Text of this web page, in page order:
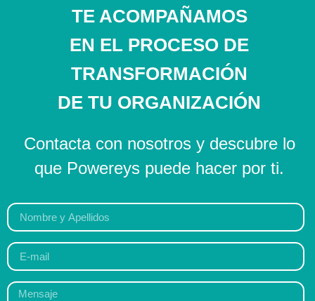
TE ACOMPAÑAMOS
EN EL PROCESO DE
TRANSFORMACIÓN
DE TU ORGANIZACIÓN
Contacta con nosotros y descubre lo
que Powereys puede hacer por ti.